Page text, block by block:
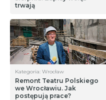
trwają
Kategoria: Wrocław
Remont Teatru Polskiego
we Wrocławiu. Jak
postępują prace?